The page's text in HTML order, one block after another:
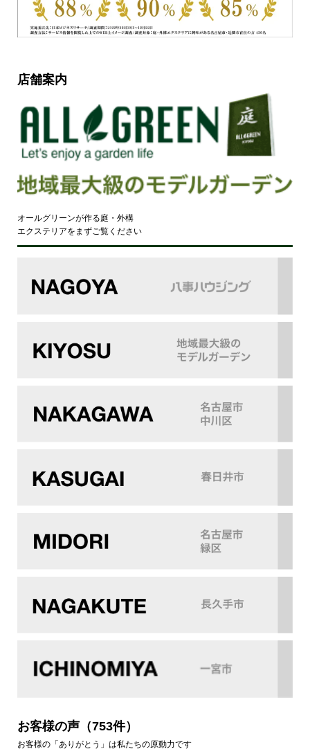
店舗案内
オールグリーンが作る庭・外構
エクステリアをまずご覧ください
お客様の声（753件）
お客様の「ありがとう」は私たちの原動力です